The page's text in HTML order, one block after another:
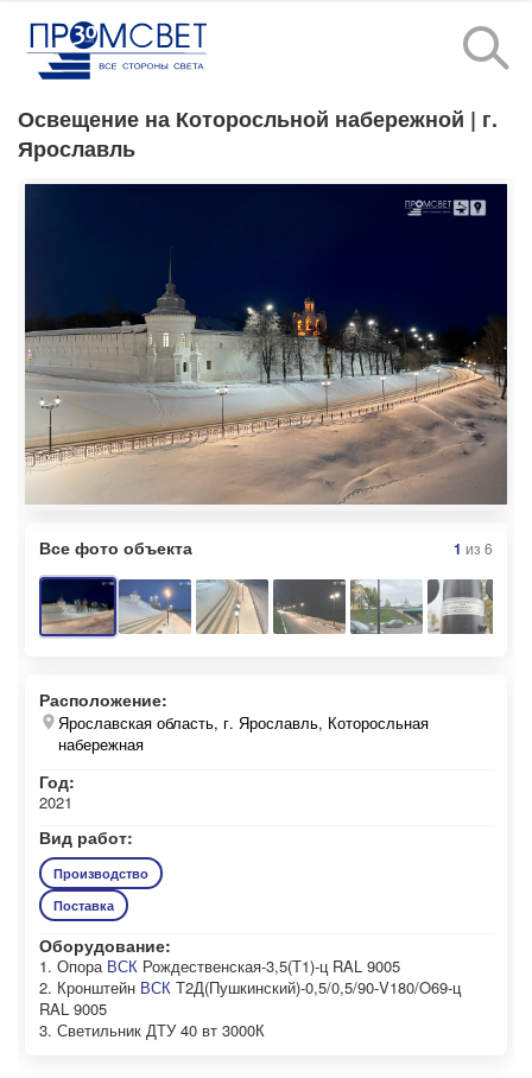
Освещение на Которосльной набережной | г.
Ярославль
Все фото объекта 1 из 6
Расположение:
Ярославская область, г. Ярославль, Которосльная
набережная
Год:
2021
Вид работ:
Производство
Поставка
Оборудование:
1. Опора ВСК Рождественская-3,5(Т1)-ц RAL 9005
2. Кронштейн ВСК Т2Д(Пушкинский)-0,5/0,5/90-V180/O69-ц
RAL 9005
3. Светильник ДТУ 40 вт 3000К